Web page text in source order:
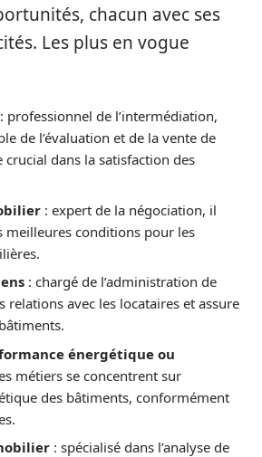
chacun avec ses
Les plus en vogue
: professionnel de l’intermédiation,
de l’évaluation et de la vente de
dans la satisfaction des
: expert de la négociation, il
meilleures conditions pour les
: chargé de l’administration de
relations avec les locataires et assure
énergétique ou
métiers se concentrent sur
des bâtiments, conformément
: spécialisé dans l’analyse de